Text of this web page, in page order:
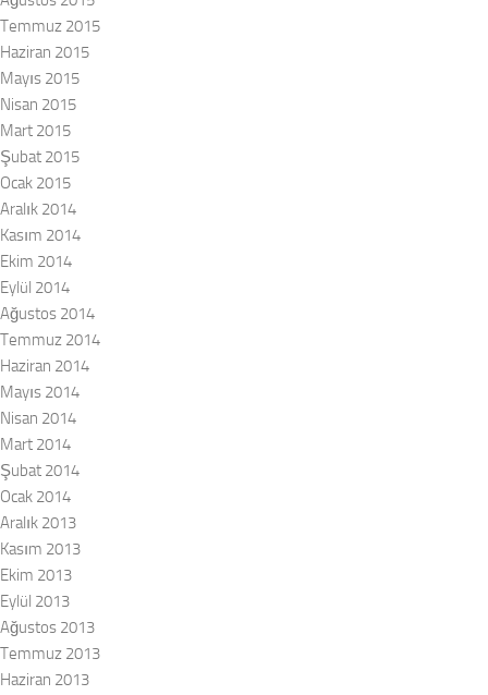
Temmuz 2015
Haziran 2015
Mayıs 2015
Nisan 2015
Mart 2015
Şubat 2015
Ocak 2015
Aralık 2014
Kasım 2014
Ekim 2014
Eylül 2014
Ağustos 2014
Temmuz 2014
Haziran 2014
Mayıs 2014
Nisan 2014
Mart 2014
Şubat 2014
Ocak 2014
Aralık 2013
Kasım 2013
Ekim 2013
Eylül 2013
Ağustos 2013
Temmuz 2013
Haziran 2013